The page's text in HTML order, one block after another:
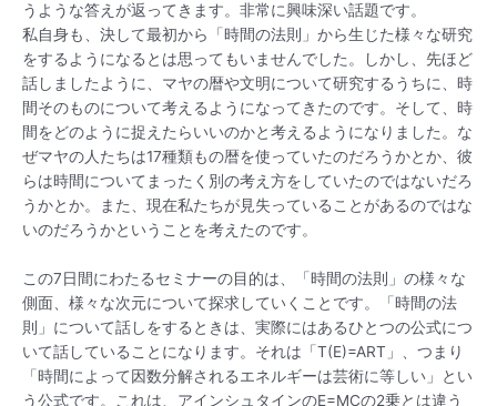
うような答えが返ってきます。非常に興味深い話題です。
私自身も、決して最初から「時間の法則」から生じた様々な研究
をするようになるとは思ってもいませんでした。しかし、先ほど
話しましたように、マヤの暦や文明について研究するうちに、時
間そのものについて考えるようになってきたのです。そして、時
間をどのように捉えたらいいのかと考えるようになりました。な
ぜマヤの人たちは17種類もの暦を使っていたのだろうかとか、彼
らは時間についてまったく別の考え方をしていたのではないだろ
うかとか。また、現在私たちが見失っていることがあるのではな
いのだろうかということを考えたのです。
この7日間にわたるセミナーの目的は、「時間の法則」の様々な
側面、様々な次元について探求していくことです。「時間の法
則」について話しをするときは、実際にはあるひとつの公式につ
いて話していることになります。それは「T(E)=ART」、つまり
「時間によって因数分解されるエネルギーは芸術に等しい」とい
う公式です。これは、アインシュタインのE=MCの2乗とは違う